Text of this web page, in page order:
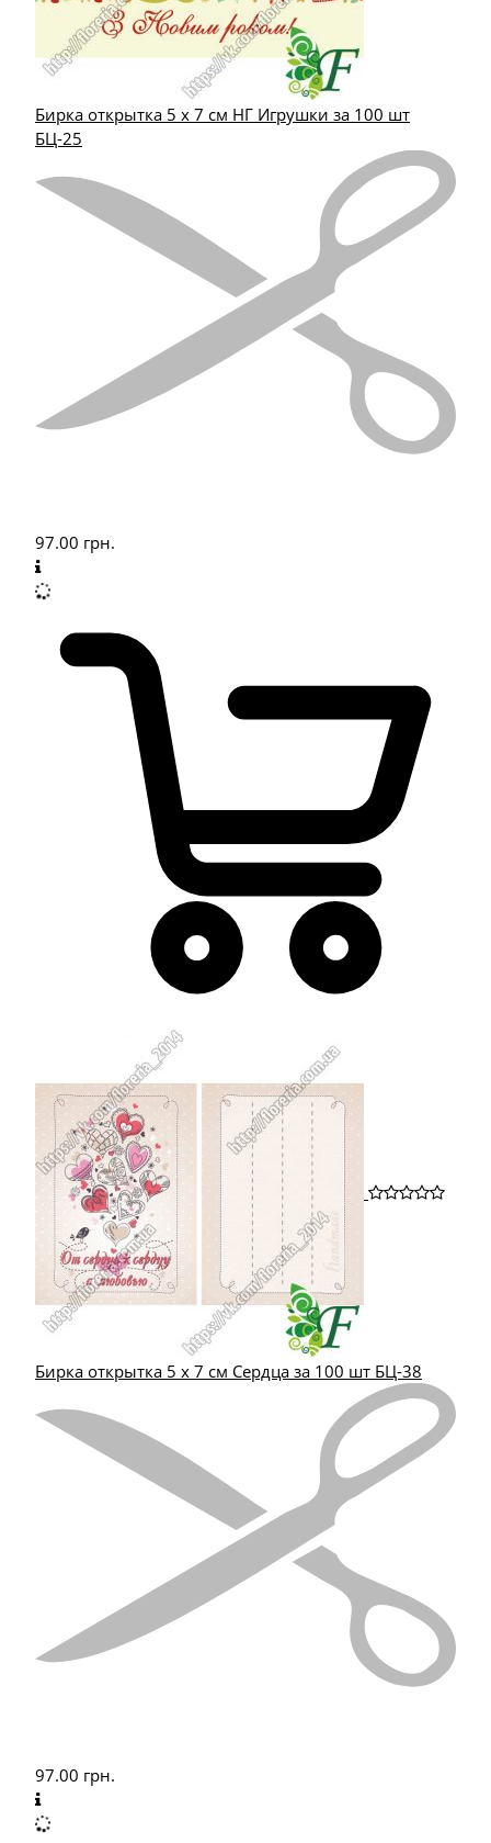
Бирка открытка 5 х 7 см НГ Игрушки за 100 шт
БЦ-25
97.00 грн.
Бирка открытка 5 х 7 см Сердца за 100 шт БЦ-38
97.00 грн.